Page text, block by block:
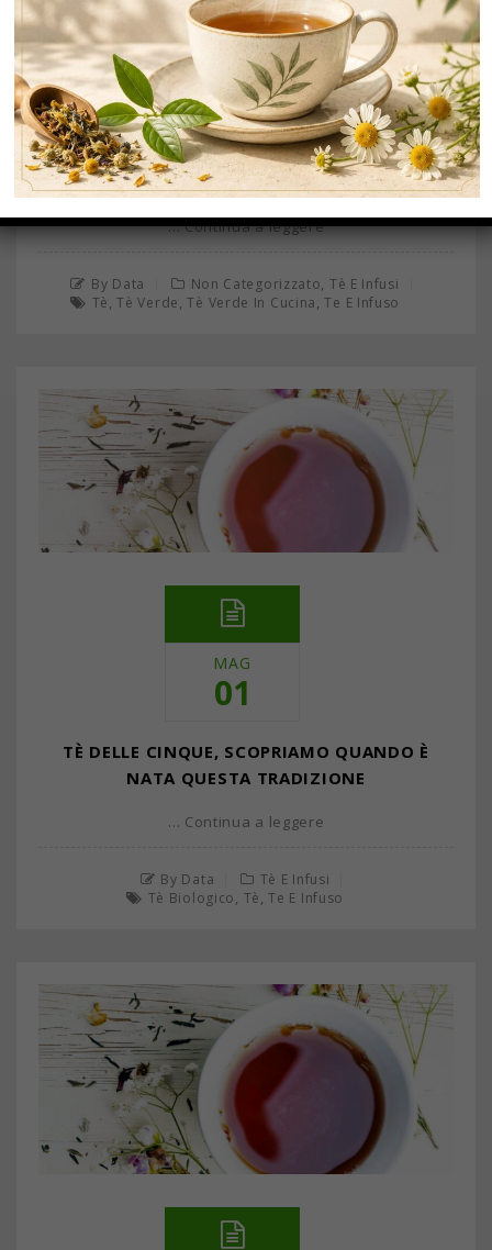
MAG
31
IL TÈ VERDE AL GELSOMINO NELLA CUCINA
GIAPPONESE E ORIENTALE
… Continua a leggere
By Data Non Categorizzato, Tè E Infusi
Tè,Tè Verde,Tè Verde In Cucina,Te E Infuso
MAG
01
TÈ DELLE CINQUE, SCOPRIAMO QUANDO È
NATA QUESTA TRADIZIONE
… Continua a leggere
By Data
Tè E Infusi
Tè Biologico, Tè,Te E Infuso